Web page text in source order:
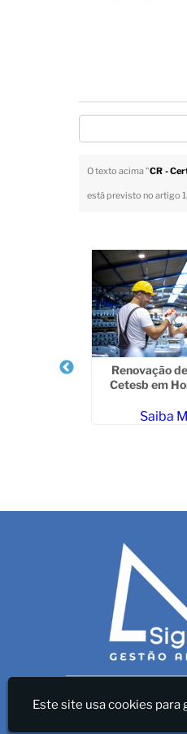
O texto acima "CR -
está previsto no artigo
Renovação
Cetesb em
Saiba
Sigma Gestão
Este site usa cookies